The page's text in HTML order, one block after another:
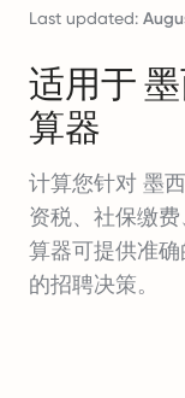
Last updated:
适用于
算器
计算您针对 墨
资税、社保缴
算器可提供准
的招聘决策。